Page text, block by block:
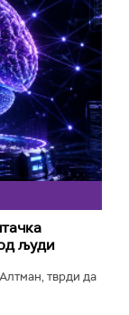
људи
тврди да